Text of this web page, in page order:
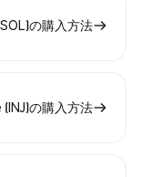
の購入方法
の購入方法